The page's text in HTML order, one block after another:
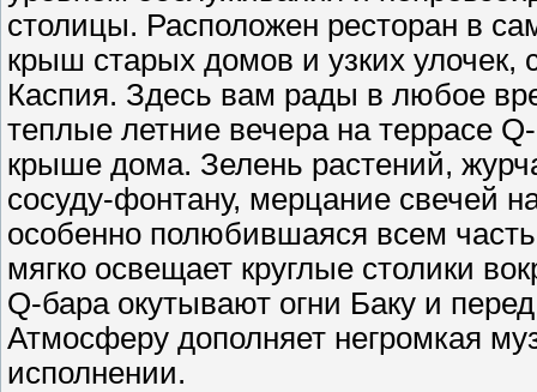
столицы. Расположен ресторан в
крыш старых домов и узких
Каспия. Здесь вам рады в любое
теплые летние вечера на террасе
крыше дома. Зелень растений,
сосуду-фонтану, мерцание свечей
особенно полюбившаяся всем
мягко освещает круглые столики
Q-бара окутывают огни Баку и
Атмосферу дополняет негромкая
исполнении.